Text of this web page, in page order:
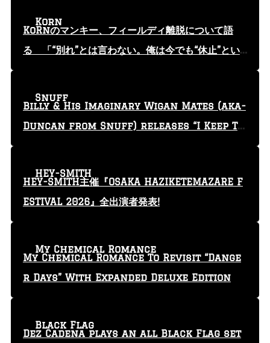
KoRnのマンキー、フィールディ離脱について語
る 「“別れ”とは言わない。俺は今でも“休止”とい
Korn
Billy & His Imaginary Wigan Mates (aka-
Duncan from Snuff) releases “I Keep Tr
Snuff
HEY-SMITH主催『OSAKA HAZIKETEMAZARE F
ESTIVAL 2026』全出演者発表!
HEY-SMITH
My Chemical Romance To Revisit “Dange
r Days” With Expanded Deluxe Edition
My Chemical Romance
Dez Cadena plays an all Black Flag set
Black Flag